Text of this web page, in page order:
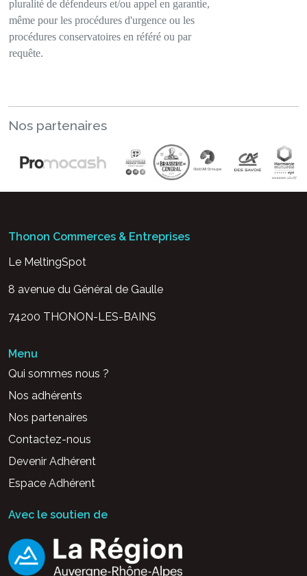
pluralité de défendeurs et/ou appel en garantie,
même pour les procédures d'urgence ou les
procédures conservatoires en référé ou par
requête.
Nos partenaires
Thonon Commerces & Entreprises
Le MeltingSpot
8 avenue du Général de Gaulle
74200 THONON-LES-BAINS
Menu
Qui sommes nous ?
Nos adhérents
Nos partenaires
Contactez-nous
Devenir Adhérent
Espace Adhérent
Avec le soutien de